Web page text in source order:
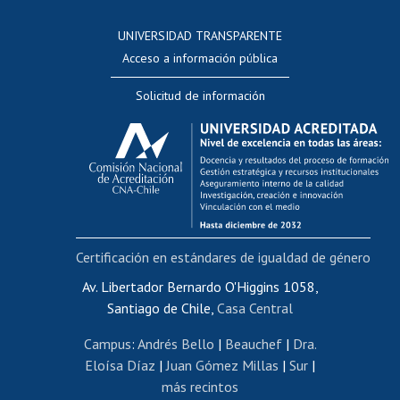
Evaluación docente
Calificación académica
Postulación al AUCAI
Funcionarias/os
Cursos internos de capacitación
Bienestar del personal
Portal de movilidad interna
Certificado de renta
Certificado de renta honorarios
Editar páginas blancas
Extranjeras/os
UNIVERSIDAD TRANSPARENTE
Acceso a información pública
Solicitud de información
Av. Libertador Bernardo O'Higgins 1058,
Santiago de Chile, Casa Central
Campus: Andrés Bello | Beauchef| Dra.
Eloísa Díaz |Juan Gómez Millas | Sur |
más recintos
Certificación en estándares de igualdad de género